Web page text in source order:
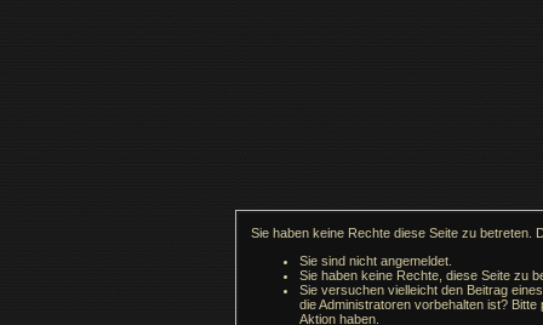
Sie haben keine Rechte diese Seite zu betreten.
Sie sind nicht angemeldet.
Sie haben keine Rechte, diese Seite zu
Sie versuchen vielleicht den Beitrag
die Administratoren vorbehalten ist?
Aktion haben.